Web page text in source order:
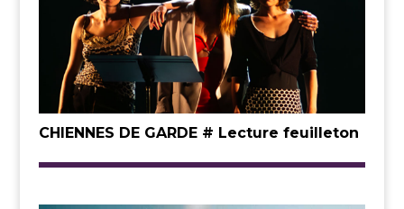
CHIENNES DE GARDE # Lecture feuilleton